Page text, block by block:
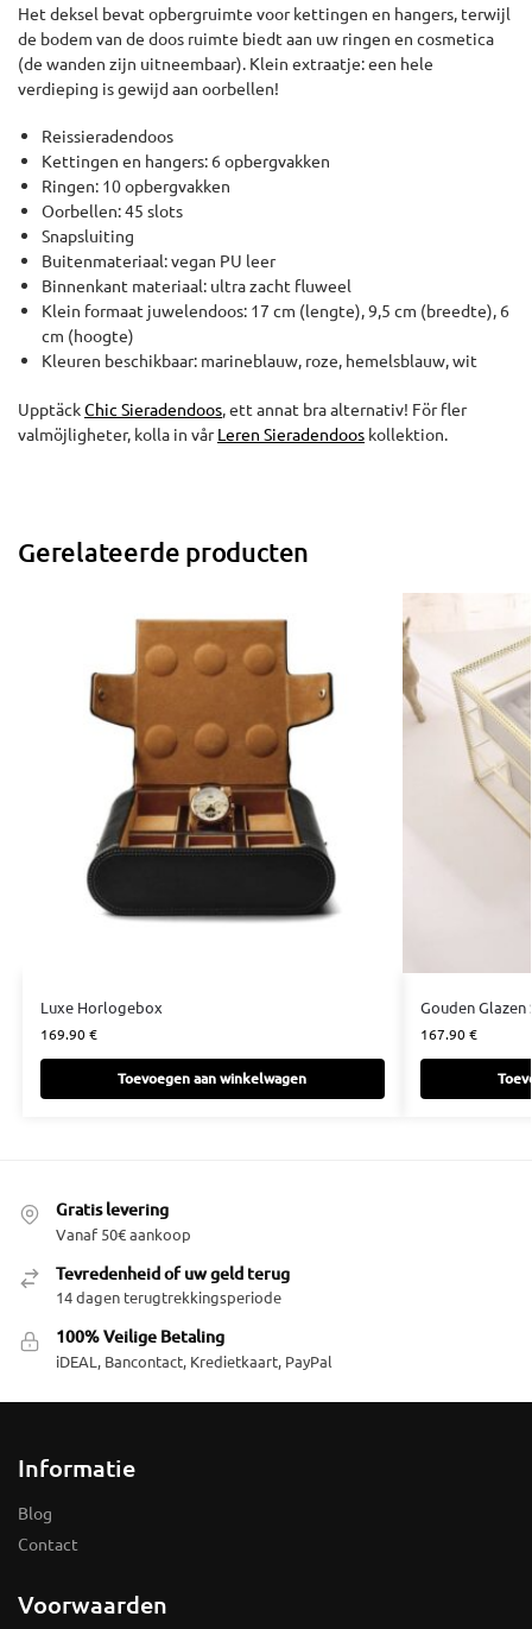
Het deksel bevat opbergruimte voor kettingen en hangers, terwijl
de bodem van de doos ruimte biedt aan uw ringen en cosmetica
(de wanden zijn uitneembaar). Klein extraatje: een hele
verdieping is gewijd aan oorbellen!
Reissieradendoos
Kettingen en hangers: 6 opbergvakken
Ringen: 10 opbergvakken
Oorbellen: 45 slots
Snapsluiting
Buitenmateriaal: vegan PU leer
Binnenkant materiaal: ultra zacht fluweel
Klein formaat juwelendoos: 17 cm (lengte), 9,5 cm (breedte), 6
cm (hoogte)
Kleuren beschikbaar: marineblauw, roze, hemelsblauw, wit
UpptäckChic Sieradendoos, ett annat bra alternativ! För fler
valmöjligheter, kolla in vårLeren Sieradendoos kollektion.
Gerelateerde producten
Luxe Horlogebox
169.90€
Toevoegen aan winkelwagen
Gouden Glazen
167.90€
Gratis levering
Vanaf 50€ aankoop
Tevredenheid of uw geld terug
14 dagen terugtrekkingsperiode
100% Veilige Betaling
iDEAL, Bancontact, Kredietkaart, PayPal
Informatie
Blog
Contact
Voorwaarden